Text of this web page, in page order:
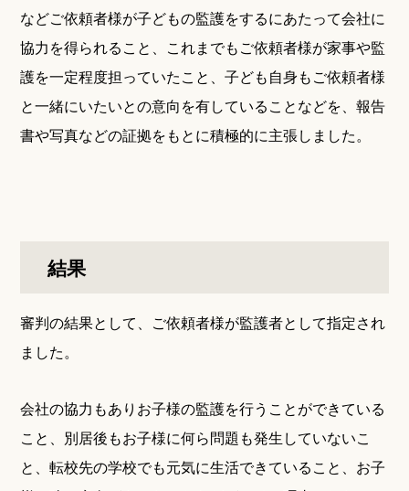
などご依頼者様が子どもの監護をするにあたって会社に
協力を得られること、これまでもご依頼者様が家事や監
護を一定程度担っていたこと、子ども自身もご依頼者様
と一緒にいたいとの意向を有していることなどを、報告
書や写真などの証拠をもとに積極的に主張しました。
結果
審判の結果として、ご依頼者様が監護者として指定され
ました。
会社の協力もありお子様の監護を行うことができている
こと、別居後もお子様に何ら問題も発生していないこ
と、転校先の学校でも元気に生活できていること、お子